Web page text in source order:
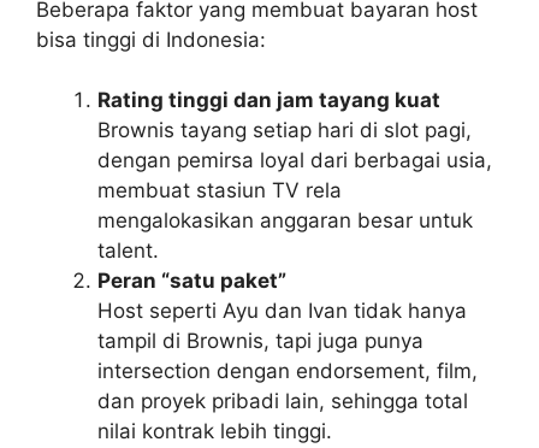
Beberapa faktor yang membuat bayaran host
bisa tinggi di Indonesia:
Rating tinggi dan jam tayang kuat
Brownis tayang setiap hari di slot pagi,
dengan pemirsa loyal dari berbagai usia,
membuat stasiun TV rela
mengalokasikan anggaran besar untuk
talent.
Peran “satu paket”
Host seperti Ayu dan Ivan tidak hanya
tampil di Brownis, tapi juga punya
intersection dengan endorsement, film,
dan proyek pribadi lain, sehingga total
nilai kontrak lebih tinggi.